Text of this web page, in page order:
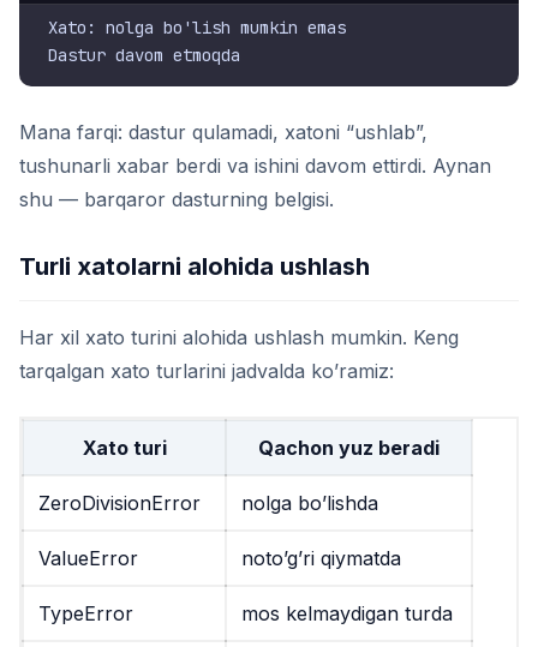
Xato: nolga bo'lish mumkin emas
Mana farqi: dastur qulamadi, xatoni “ushlab”,
tushunarli xabar berdi va ishini davom ettirdi. Aynan
shu — barqaror dasturning belgisi.
Turli xatolarni alohida ushlash
Har xil xato turini alohida ushlash mumkin. Keng
tarqalgan xato turlarini jadvalda ko’ramiz:
Xato turi Qachon yuz beradi
ZeroDivisionError nolga bo’lishda
ValueError noto’g’ri qiymatda
TypeError mos kelmaydigan turda